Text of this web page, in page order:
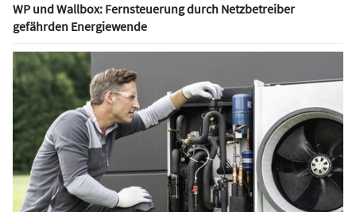
WP und Wallbox: Fernsteuerung durch Netzbetreiber
gefährden Energiewende